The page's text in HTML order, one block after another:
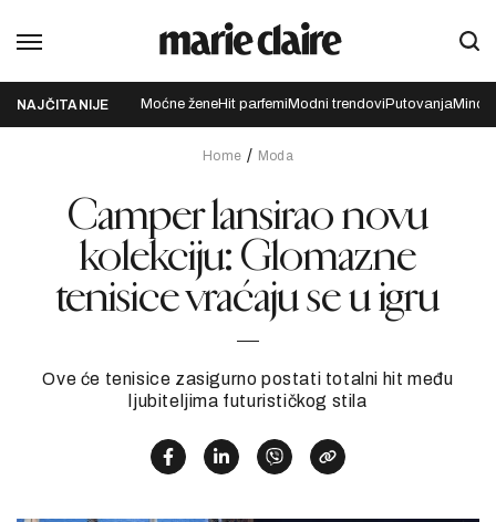
NAJČITANIJE Moćne ženeHit parfemi Modni trendovi Putovanja
Home Moda
Camper lansirao novu
kolekciju: Glomazne
tenisice vraćaju se u igru
Ove će tenisice zasigurno postati totalni hit među
ljubiteljima futurističkog stila